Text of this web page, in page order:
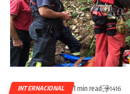
INTERNACIONAL 1 min read 1416